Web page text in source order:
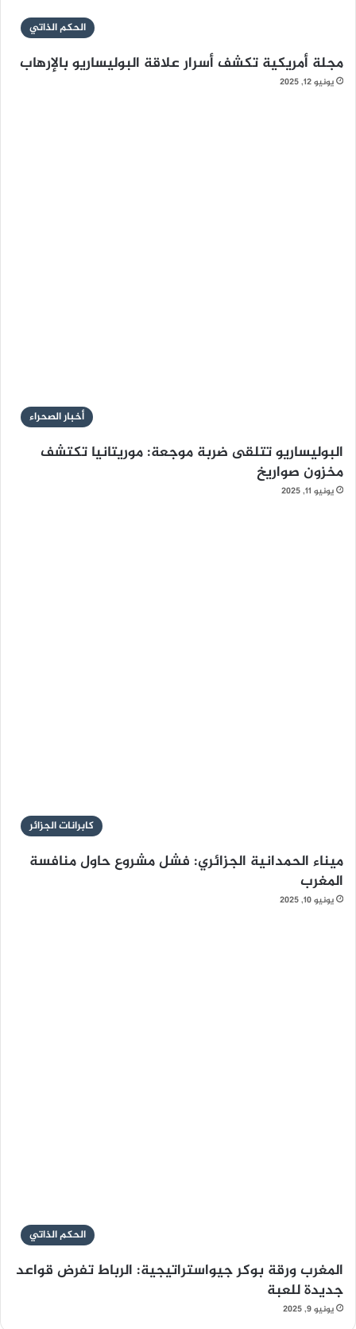
الحكم الذاتي
مجلة أمريكية تكشف أسرار علاقة البوليساريو بالإرهاب
يونيو 12, 2025
أخبار الصحراء
البوليساريو تتلقى ضربة موجعة: موريتانيا تكتشف
مخزون صواريخ
يونيو 11, 2025
كابرانات الجزائر
ميناء الحمدانية الجزائري: فشل مشروع حاول منافسة
المغرب
يونيو 10, 2025
الحكم الذاتي
المغرب ورقة بوكر جيواستراتيجية: الرباط تفرض قواعد
جديدة للعبة
يونيو 9, 2025